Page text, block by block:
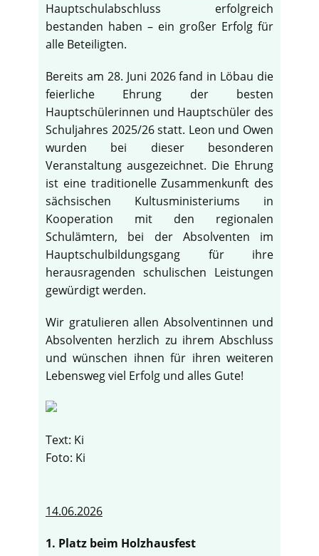
Hauptschulabschluss erfolgreich
bestanden haben – ein großer Erfolg für
alle Beteiligten.
Bereits am 28. Juni 2026 fand in Löbau die
feierliche Ehrung der besten
Hauptschülerinnen und Hauptschüler des
Schuljahres 2025/26 statt. Leon und Owen
wurden bei dieser besonderen
Veranstaltung ausgezeichnet. Die Ehrung
ist eine traditionelle Zusammenkunft des
sächsischen Kultusministeriums in
Kooperation mit den regionalen
Schulämtern, bei der Absolventen im
Hauptschulbildungsgang für ihre
herausragenden schulischen Leistungen
gewürdigt werden.
Wir gratulieren allen Absolventinnen und
Absolventen herzlich zu ihrem Abschluss
und wünschen ihnen für ihren weiteren
Lebensweg viel Erfolg und alles Gute!
Text: Ki
Foto: Ki
14.06.2026
1. Platz beim Holzhausfest